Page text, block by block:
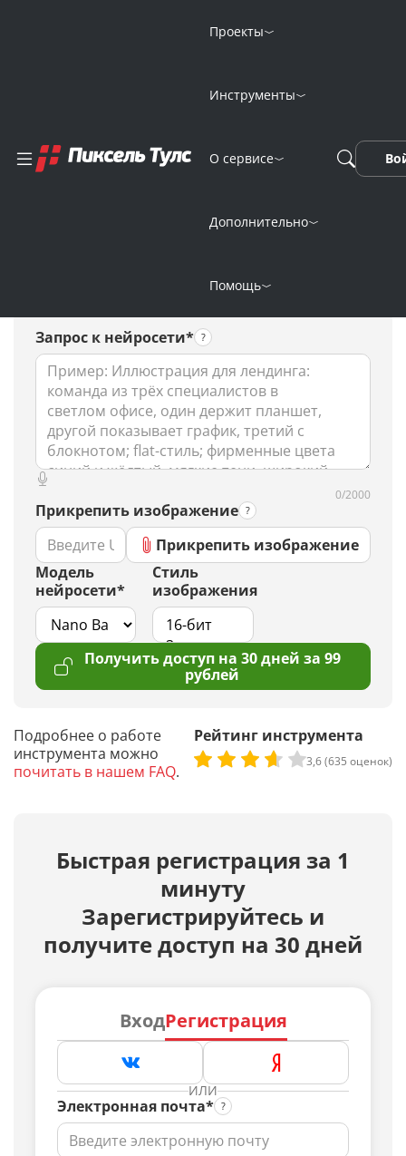
Проекты
Инструменты
О сервисе
Дополнительно
Помощь
Онлайн-генерация
дизайна мебели
нейросетью
Запрос к нейросети*
0/2000
Прикрепить изображение
Прикрепить изображение
Модель
нейросети*
Стиль
изображения
Получить доступ на 30 дней за 99
рублей
Подробнее о работе
инструмента можно
почитать в нашем FAQ.
Рейтинг инструмента
3,6 (635 оценок)
Быстрая регистрация за 1
минуту
Зарегистрируйтесь и
получите доступ на 30 дней
ВходРегистрация
ИЛИ
Электронная почта*